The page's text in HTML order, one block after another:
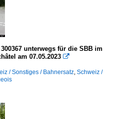
unterwegs für die SBB im
am 07.05.2023 
/ Sonstiges / Bahnersatz Schweiz /